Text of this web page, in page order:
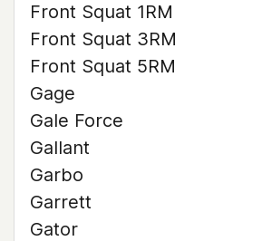
Front Squat 1RM
Front Squat 3RM
Front Squat 5RM
Gage
Gale Force
Gallant
Garbo
Garrett
Gator